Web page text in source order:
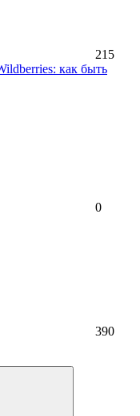
215
как быть
0
390